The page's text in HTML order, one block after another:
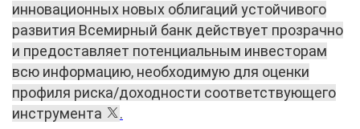
инновационных новых облигаций устойчивого
развития Всемирный банк действует прозрачно
и предоставляет потенциальным инвесторам
всю информацию, необходимую для оценки
профиля риска/доходности соответствующего
инструмента
.